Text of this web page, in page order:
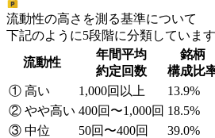
流動性の高さを測る基準について
下記のように5段階に分類しています
流動性
年間平均
約定回数
銘柄
構成比
① 高い
1,000回以上
13.9%
② やや高い 400回〜1,000回 18.5%
③ 中位
50回〜400回
39.0%